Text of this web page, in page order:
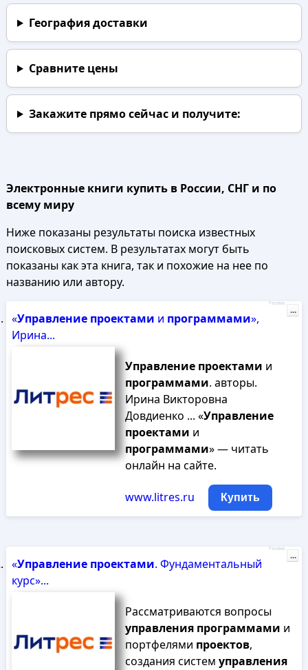
География доставки
Сравните цены
Закажите прямо сейчаси получите:
Электронные книги купить в России, СНГ и по
всему миру
Ниже показаны результаты поиска известных
поисковых систем. В результатах могут быть
показаны как эта книга, так и похожие на нее по
названию или автору.
«Управление проектами и программами»,
Ирина...
Управление проектами и
программами. авторы.
Ирина Викторовна
Довдиенко ... «Управление
проектами и
программами» — читать
онлайн на сайте.
www.litres.ru Купить
Реклама
...
«Управление проектами. Фундаментальный
курс»...
Рассматриваются вопросы
управления программами и
портфелями проектов,
создания систем управления
Реклама
...